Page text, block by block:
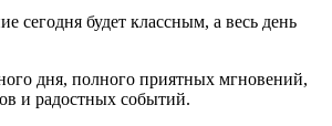
сегодня будет классным, а весь день
дня, полного приятных мгновений,
и радостных событий.